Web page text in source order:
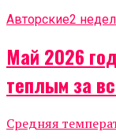
Авторские2
Май 2026
теплым за
Средняя